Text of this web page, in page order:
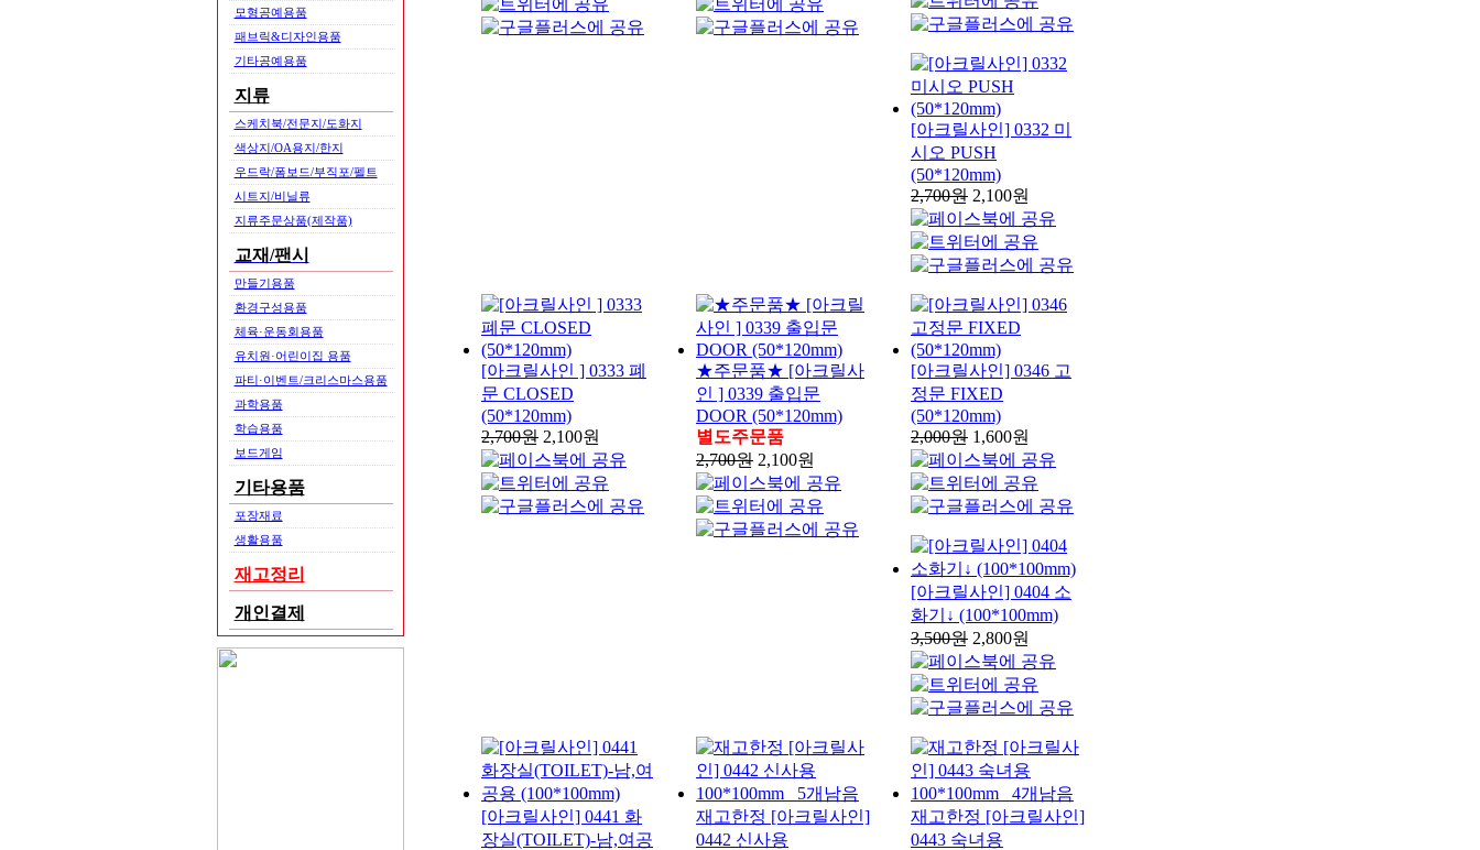
모형공예용품
패브릭&디자인용품
기타공예용품
지류
스케치북/전문지/도화지
색상지/OA용지/한지
우드락/폼보드/부직포/펠트
시트지/비닐류
지류주문상품(제작품)
교재/팬시
만들기용품
환경구성용품
체육·운동회용품
유치원·어린이집 용품
파티·이벤트/크리스마스용품
과학용품
학습용품
보드게임
기타용품
포장재료
생활용품
재고정리
개인결제
[아크릴사인] 0332 미
시오 PUSH
(50*120mm)
2,700원 2,100원
[아크릴사인 ] 0333 폐
문 CLOSED
(50*120mm)
2,700원 2,100원
★주문품★ [아크릴사
인 ] 0339 출입문
DOOR (50*120mm)
별도주문품
2,700원 2,100원
[아크릴사인] 0346 고
정문 FIXED
(50*120mm)
2,000원 1,600원
[아크릴사인] 0404 소
화기↓ (100*100mm)
3,500원 2,800원
[아크릴사인] 0441 화
장실(TOILET)-남,여공
재고한정 [아크릴사인]
0442 신사용
재고한정 [아크릴사인]
0443 숙녀용